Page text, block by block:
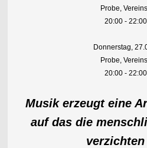
Probe,
20:00 -
Donnerstag,
Probe,
20:00 -
Musik erzeugt eine
auf das die
verzichten